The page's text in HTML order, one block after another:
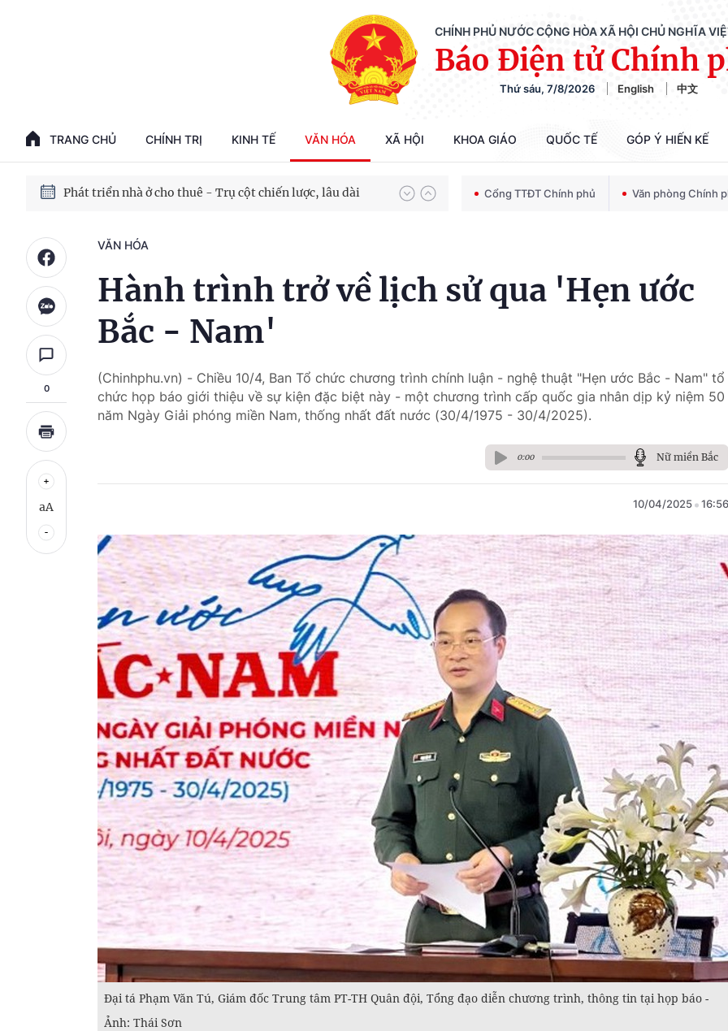
CHÍNH PHỦ NƯỚC CỘNG HÒA XÃ HỘI CHỦ NGHĨA
Báo Điện tử Chính
Thứ sáu, 7/8/2026 English 中文
TRANG CHỦ CHÍNH TRỊ KINH TẾ VĂN HÓA XÃ HỘI KHOA GIÁO QUỐC TẾ GÓP Ý HIẾN KẾ
Phát triển kinh tế nhà nước trong kỷ nguyên mới
Chiến dịch 500 ngày đêm tìm kiếm, quy tập và xác định danh tính hài cốt liệt sĩ
Bảo vệ nền tảng tư tưởng của Đảng trong kỷ nguyên phát triển mới
Phát triển nhà ở cho thuê - Trụ cột chiến lược, lâu dài Cổng TTĐT Chính phủ Văn phòng Chính
0
aA
VĂN HÓA
Hành trình trở về lịch sử qua 'Hẹn ước
Bắc - Nam'
(Chinhphu.vn) - Chiều 10/4, Ban Tổ chức chương trình chính luận - nghệ thuật "Hẹn ước Bắc - Nam" tổ
chức họp báo giới thiệu về sự kiện đặc biệt này - một chương trình cấp quốc gia nhân dịp kỷ niệm 50
năm Ngày Giải phóng miền Nam, thống nhất đất nước (30/4/1975 - 30/4/2025).
0:00 Nữ miền Bắc
10/04/2025 16:56
Đại tá Phạm Văn Tú, Giám đốc Trung tâm PT-TH Quân đội, Tổng đạo diễn chương trình, thông tin tại họp báo -
Ảnh: Thái Sơn